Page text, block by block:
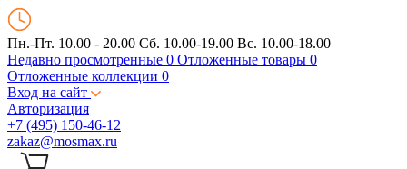
Пн.-Пт. 10.00 - 20.00 Сб. 10.00-19.00 Вс. 10.00-18.00
Недавно просмотренные 0 Отложенные товары 0
Отложенные коллекции 0
Вход на сайт
Авторизация
+7 (495) 150-46-12
zakaz@mosmax.ru